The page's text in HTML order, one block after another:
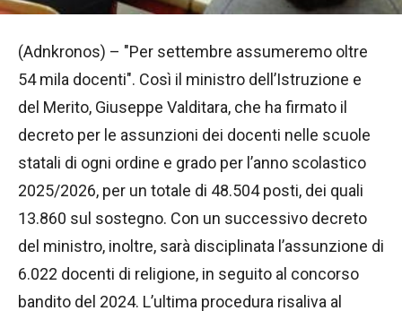
(Adnkronos) – "Per settembre assumeremo oltre
54 mila docenti". Così il ministro dell’Istruzione e
del Merito, Giuseppe Valditara, che ha firmato il
decreto per le assunzioni dei docenti nelle scuole
statali di ogni ordine e grado per l’anno scolastico
2025/2026, per un totale di 48.504 posti, dei quali
13.860 sul sostegno. Con un successivo decreto
del ministro, inoltre, sarà disciplinata l’assunzione di
6.022 docenti di religione, in seguito al concorso
bandito del 2024. L’ultima procedura risaliva al